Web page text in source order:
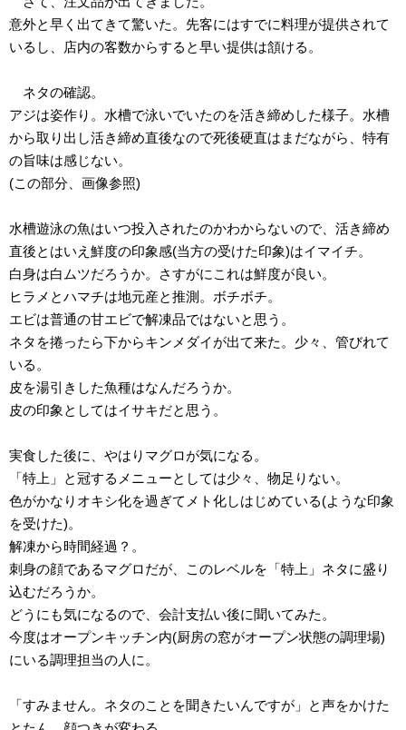
意外と早く出てきて驚いた。先客にはすでに料理が提供されて
いるし、店内の客数からすると早い提供は頷ける。
ネタの確認。
アジは姿作り。水槽で泳いでいたのを活き締めした様子。水槽
から取り出し活き締め直後なので死後硬直はまだながら、特有
の旨味は感じない。
(この部分、画像参照)
水槽遊泳の魚はいつ投入されたのかわからないので、活き締め
直後とはいえ鮮度の印象感(当方の受けた印象)はイマイチ。
白身は白ムツだろうか。さすがにこれは鮮度が良い。
ヒラメとハマチは地元産と推測。ボチボチ。
エビは普通の甘エビで解凍品ではないと思う。
ネタを捲ったら下からキンメダイが出て来た。少々、管びれて
いる。
皮を湯引きした魚種はなんだろうか。
皮の印象としてはイサキだと思う。
実食した後に、やはりマグロが気になる。
「特上」と冠するメニューとしては少々、物足りない。
色がかなりオキシ化を過ぎてメト化しはじめている(ような印象
を受けた)。
解凍から時間経過？。
刺身の顔であるマグロだが、このレベルを「特上」ネタに盛り
込むだろうか。
どうにも気になるので、会計支払い後に聞いてみた。
今度はオープンキッチン内(厨房の窓がオープン状態の調理場)
にいる調理担当の人に。
「すみません。ネタのことを聞きたいんですが」と声をかけた